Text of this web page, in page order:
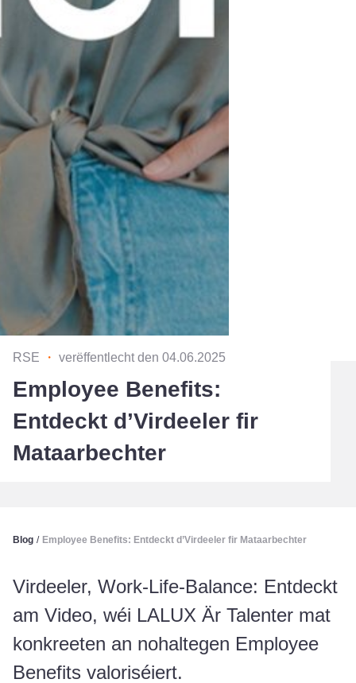
RSE ・ verëffentlecht den 04.06.2025
Employee Benefits:
Entdeckt d’Virdeeler fir
Mataarbechter
Blog / Employee Benefits: Entdeckt d’Virdeeler fir Mataarbechter
Virdeeler, Work-Life-Balance: Entdeckt
am Video, wéi LALUX Är Talenter mat
konkreeten an nohaltegen Employee
Benefits valoriséiert.